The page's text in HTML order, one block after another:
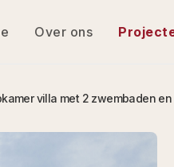
Over ons
villa met 2 zwembaden